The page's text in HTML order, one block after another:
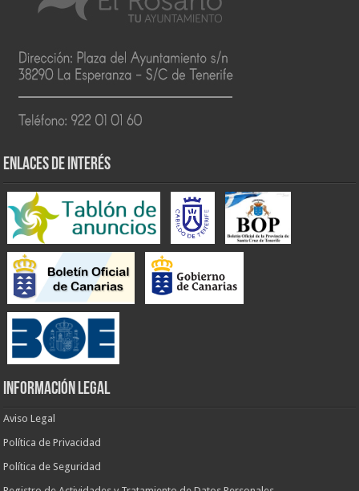
ENLACES DE INTERÉS
INFORMACIÓN LEGAL
Aviso Legal
Política de Privacidad
Política de Seguridad